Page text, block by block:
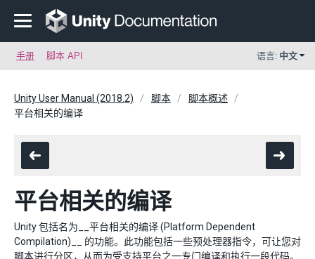
手册 脚本 API 语言: 中文
Unity User Manual (2018.2) 脚本
脚本概述
平台相关的编译
平台相关的编译
Unity 包括名为__平台相关的编译 (Platform Dependent
Compilation)__ 的功能。此功能包括一些预处理器指令，可让您对
脚本进行分区，从而为受支持平台之一专门编译和执行一段代码。